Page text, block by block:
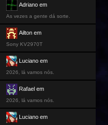
Adriano em
As vezes a gente dá sorte.
Ailton em
Sony KV2970T
Luciano em
2026, lá vamos nós.
Rafael em
2026, lá vamos nós.
Luciano em